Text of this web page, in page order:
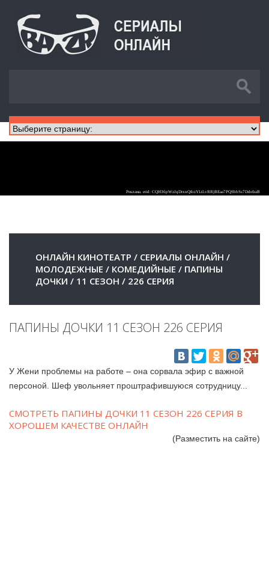
ОНЛАЙН КИНОТЕАТР / СЕРИАЛЫ ОНЛАЙН /
МОЛОДЕЖНЫЕ / КОМЕДИЙНЫЕ / ПАПИНЫ
ДОЧКИ / 11 СЕЗОН / 226 СЕРИЯ
ПАПИНЫ ДОЧКИ 11 СЕЗОН 226 СЕРИЯ
У Жени проблемы на работе – она сорвала эфир с важной
персоной. Шеф увольняет проштрафившуюся сотрудницу...
СМОТРЕТЬ ПАПИНЫ ДОЧКИ 11 СЕЗОН 226 СЕРИЯ В
ХОРОШЕМ КАЧЕСТВЕ ОНЛАЙН
(Разместить на сайте)